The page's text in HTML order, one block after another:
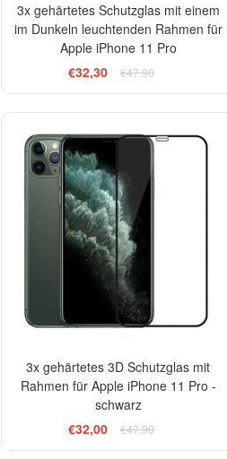
3x gehärtetes Schutzglas mit einem
im Dunkeln leuchtenden Rahmen für
Apple iPhone 11 Pro
€32,30
€47,90
-33%
3x gehärtetes 3D Schutzglas mit
Rahmen für Apple iPhone 11 Pro -
schwarz
€32,00
€47,90